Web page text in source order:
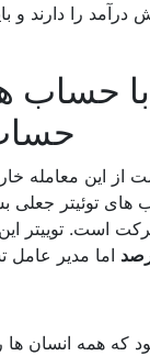
را دارند و باید
حساب
حساب
معامله خارج
توئیتر جعلی بسیار
توییتر این
مدیر عامل تسلا
همه انسان ها